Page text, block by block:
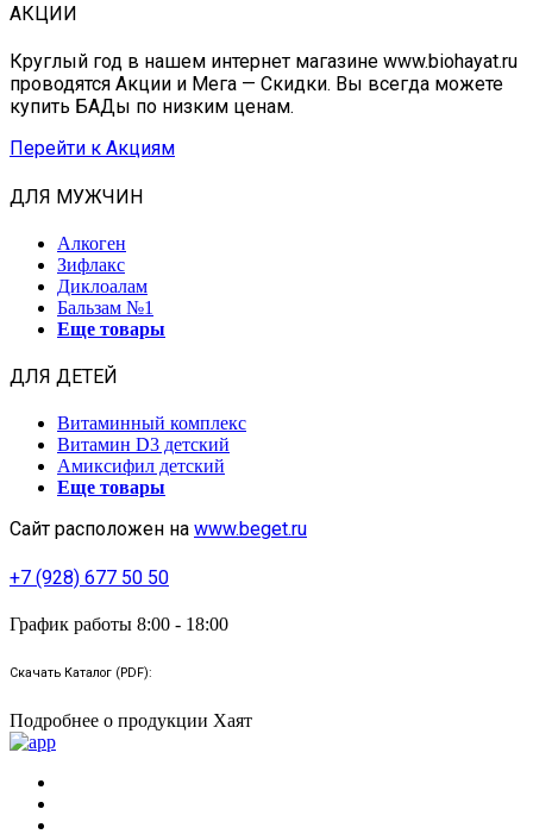
АКЦИИ
Круглый год в нашем интернет магазине www.biohayat.ru
проводятся Акции и Мега — Скидки. Вы всегда можете
купить БАДы по низким ценам.
Перейти к Акциям
ДЛЯ МУЖЧИН
Алкоген
Зифлакс
Диклоалам
Бальзам №1
Еще товары
ДЛЯ ДЕТЕЙ
Витаминный комплекс
Витамин D3 детский
Амиксифил детский
Еще товары
Сайт расположен на www.beget.ru
+7 (928) 677 50 50
График работы 8:00 - 18:00
Скачать Каталог (PDF):
Подробнее о продукции Хаят